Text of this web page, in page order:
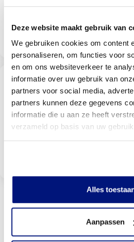
Deze website maakt gebruik van
We gebruiken cookies om content
personaliseren, om functies voor
en om ons websiteverkeer te
informatie over uw gebruik van
partners voor social media,
partners kunnen deze gegevens
informatie die u aan ze heeft
verzameld op basis van uw
Alles
Aanpassen
Wordt uw
verzekering
Selecteer uw verzekeraar om te
wordt
Veelgestelde